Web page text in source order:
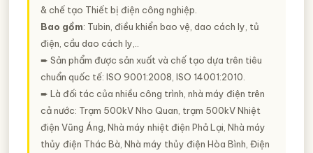
& chế tạo Thiết bị điện công nghiệp.
Bao gồm: Tubin, điều khiển bao vệ, dao cách ly, tủ
điện, cầu dao cách ly,..
➨ Sản phẩm được sản xuất và chế tạo dựa trên tiêu
chuẩn quốc tế: ISO 9001:2008, ISO 14001:2010.
➨ Là đối tác của nhiều công trình, nhà máy điện trên
cả nước: Trạm 500kV Nho Quan, trạm 500kV Nhiệt
điện Vũng Áng, Nhà máy nhiệt điện Phả Lại, Nhà máy
thủy điện Thác Bà, Nhà máy thủy điện Hòa Bình, Điện